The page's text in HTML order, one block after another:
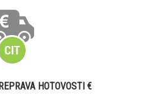
HOTOVOSTI €